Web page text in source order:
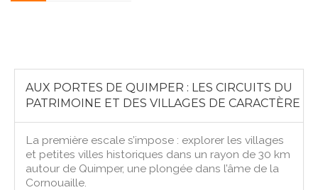
AUX PORTES DE QUIMPER : LES CIRCUITS DU
PATRIMOINE ET DES VILLAGES DE CARACTÈRE
La première escale s’impose : explorer les villages
et petites villes historiques dans un rayon de 30 km
autour de Quimper, une plongée dans l’âme de la
Cornouaille.